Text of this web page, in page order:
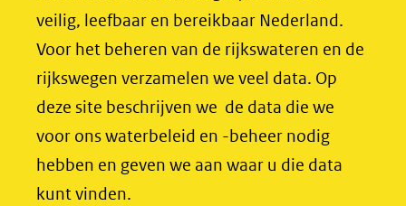
venster)
(verwijst
naar
een
andere
website)
veilig, leefbaar en bereikbaar Nederland.
Voor het beheren van de rijkswateren en de
rijkswegen verzamelen we veel data. Op
deze site beschrijven we de data die we
voor ons waterbeleid en -beheer nodig
hebben en geven we aan waar u die data
kunt vinden.